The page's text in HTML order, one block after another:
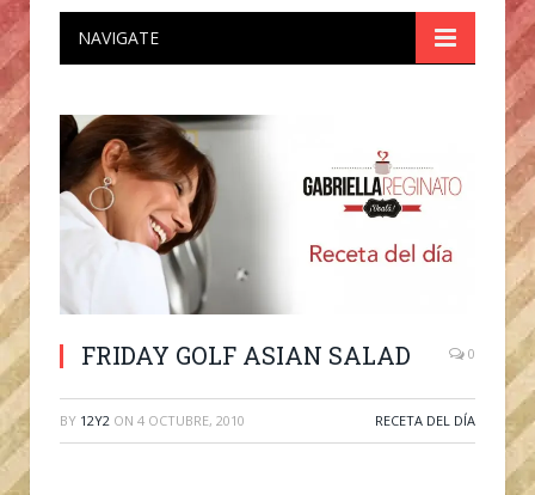
NAVIGATE
FRIDAY GOLF ASIAN SALAD 0
BY 12Y2 ON 4 OCTUBRE, 2010 RECETA DEL DÍA